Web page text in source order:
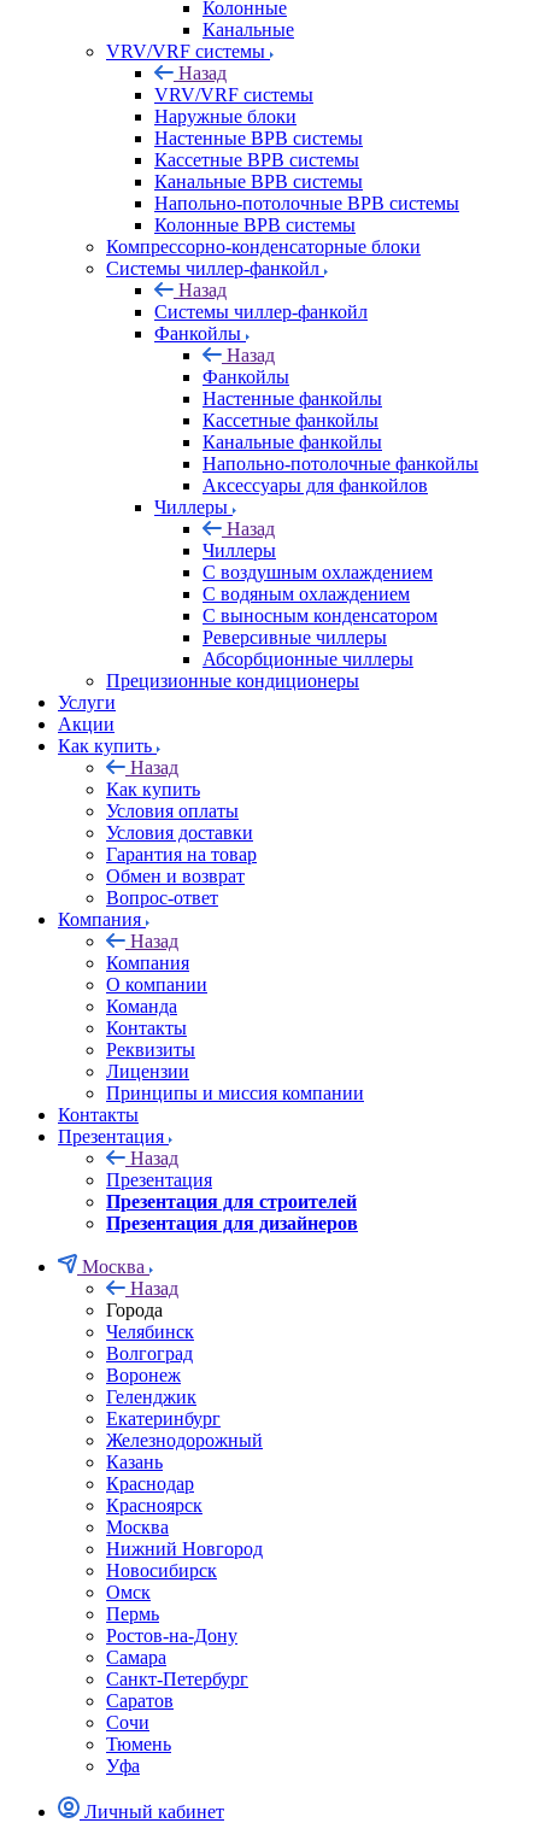
Колонные
Канальные
VRV/VRF системы
Назад
VRV/VRF системы
Наружные блоки
Настенные ВРВ системы
Кассетные ВРВ системы
Канальные ВРВ системы
Напольно-потолочные ВРВ системы
Колонные ВРВ системы
Компрессорно-конденсаторные блоки
Системы чиллер-фанкойл
Назад
Системы чиллер-фанкойл
Фанкойлы
Назад
Фанкойлы
Настенные фанкойлы
Кассетные фанкойлы
Канальные фанкойлы
Напольно-потолочные фанкойлы
Аксессуары для фанкойлов
Чиллеры
Назад
Чиллеры
С воздушным охлаждением
С водяным охлаждением
С выносным конденсатором
Реверсивные чиллеры
Абсорбционные чиллеры
Прецизионные кондиционеры
Услуги
Акции
Как купить
Назад
Как купить
Условия оплаты
Условия доставки
Гарантия на товар
Обмен и возврат
Вопрос-ответ
Компания
Назад
Компания
О компании
Команда
Контакты
Реквизиты
Лицензии
Принципы и миссия компании
Контакты
Презентация
Назад
Презентация
Презентация для строителей
Презентация для дизайнеров
Москва
Назад
Города
Челябинск
Волгоград
Воронеж
Геленджик
Екатеринбург
Железнодорожный
Казань
Краснодар
Красноярск
Москва
Нижний Новгород
Новосибирск
Омск
Пермь
Ростов-на-Дону
Самара
Санкт-Петербург
Саратов
Сочи
Тюмень
Уфа
Личный кабинет